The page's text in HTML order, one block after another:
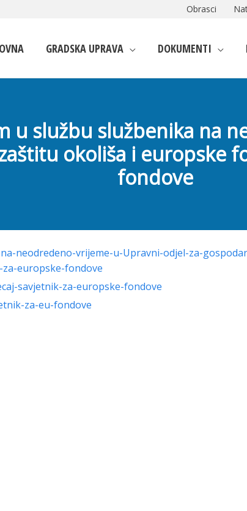
Obrasci
GRADSKA UPRAVA DOKUMENTI
u službu službenika na
okoliša i europske
fondove
neodredeno-vrijeme-u-Upravni-odjel-za-
europske-fondove
savjetnik-za-europske-fondove
za-eu-fondove